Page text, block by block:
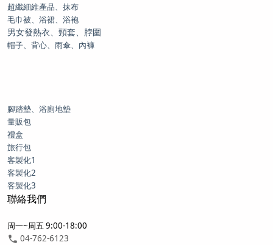
超纖細維產品、抹布
毛巾被、浴裙、浴袍
男女發熱衣、頸套、脖圍
帽子、背心、雨傘、內褲
腳踏墊、浴廁地墊
量販包
禮盒
旅行包
客製化1
客製化2
客製化3
聯絡我們
周一~周五 9:00-18:00
04-762-6123